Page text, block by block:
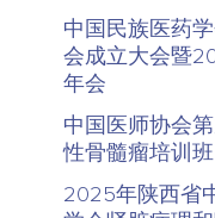
中国民族医药
会成立大会暨
年会
中国医师协会
性骨髓瘤培训班
2025年陕西省